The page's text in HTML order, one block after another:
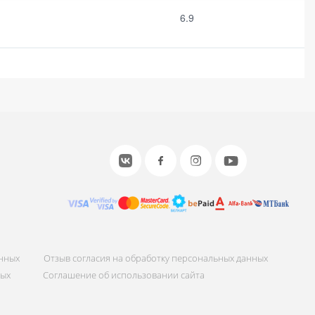
6.9
Отзыв согласия на обработку персональных данных
Соглашение об использовании сайта